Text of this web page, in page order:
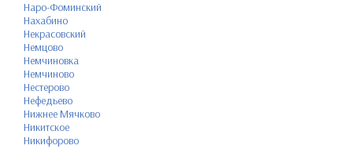
Наро-Фоминский
Нахабино
Некрасовский
Немцово
Немчиновка
Немчиново
Нестерово
Нефедьево
Нижнее Мячково
Никитское
Никифорово